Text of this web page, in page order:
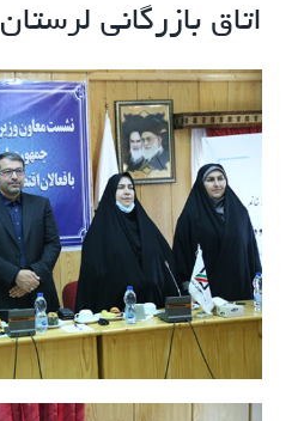
اتاق بازرگانی لرستان